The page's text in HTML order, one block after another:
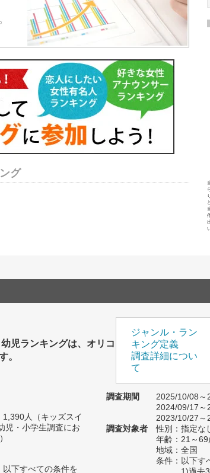
グ
児ランキングは、オリコ
。
ジャンル・ラン
キング定義
調査詳細につい
て
1,390人（キッズスイ
児・小学生調査にお
以下すべての条件を
調査期間
2025/10/08～
2024/09/17～
2023/10/27～
調査対象者
性別：指定な
年齢：21～69
地域：全国
条件：以下す